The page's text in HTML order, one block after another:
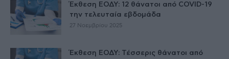
Έκθεση ΕΟΔΥ: 12 θάνατοι από COVID-19
την τελευταία εβδομάδα
27 Νοεμβρίου 2025
Έκθεση ΕΟΔΥ: Τέσσερις θάνατοι από